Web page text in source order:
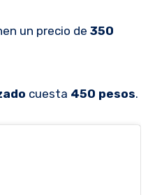
un precio de 350
cuesta 450 pesos.